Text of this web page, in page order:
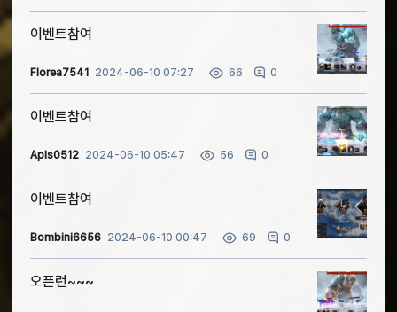
이벤트참여
Florea7541 2024-06-10 07:27 66 0
이벤트참여
Apis0512 2024-06-10 05:47 56 0
이벤트참여
Bombini6656 2024-06-10 00:47 69 0
오픈런~~~